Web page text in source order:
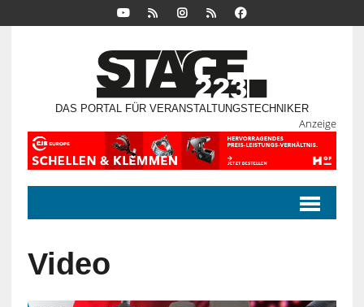
DAS PORTAL FÜR VERANSTALTUNGSTECHNIKER
Anzeige
Video